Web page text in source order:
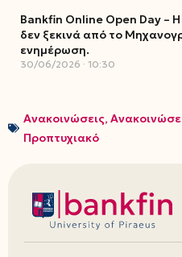
Bankfin Online Open Day –
δεν ξεκινά από το
ενημέρωση.
30/06/2026 10:30
Ανακοινώσεις,
Προπτυχιακό